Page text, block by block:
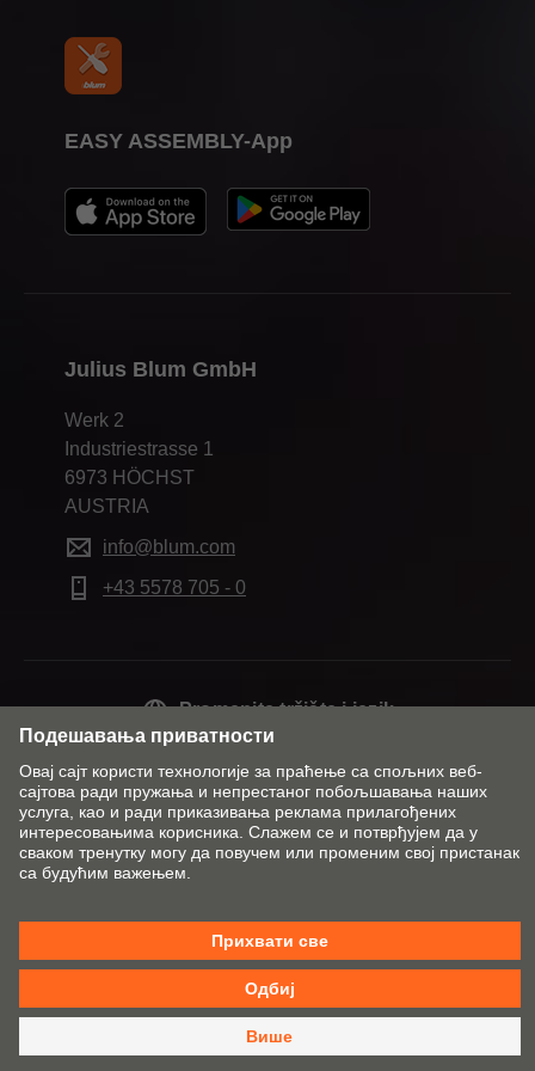
Julius Blum GmbH
Werk 2
Industriestrasse 1
6973 HÖCHST
AUSTRIA
info@blum.com
+43 5578 705 - 0
EASY ASSEMBLY-App
Promenite tržište i jezik
Kontakt Impresum
Izjava o zaštiti podataka Cookie Policy